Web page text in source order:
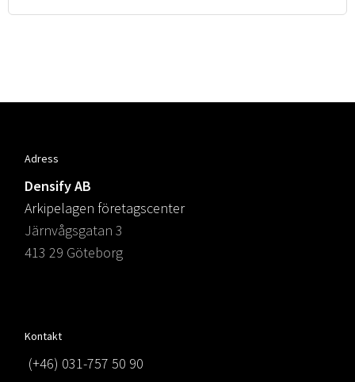
Adress
Densify AB
Arkipelagen företagscenter
Järnvågsgatan 3
413 29 Göteborg
Kontakt
(+46) 031-757 50 90